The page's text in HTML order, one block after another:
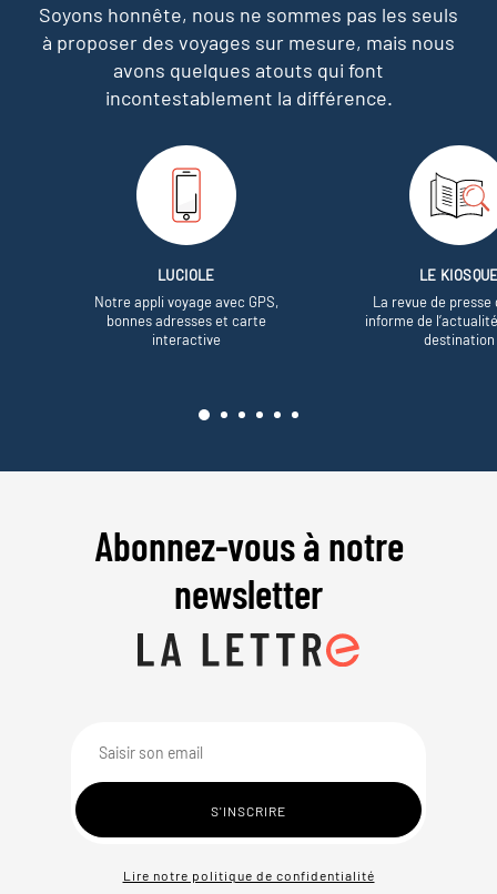
Soyons honnête, nous ne sommes pas les seuls
à proposer des voyages sur mesure, mais nous
avons quelques atouts qui font
incontestablement la différence.
LUCIOLE
Notre appli voyage avec GPS,
bonnes adresses et carte
interactive
LE
La revue de presse
informe de
destination
Abonnez-vous à notre
newsletter
Lire notre politique de confidentialité